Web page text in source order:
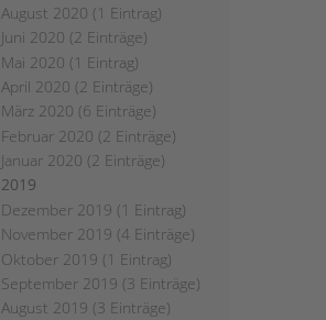
August 2020 (1 Eintrag)
Juni 2020 (2 Einträge)
Mai 2020 (1 Eintrag)
April 2020 (2 Einträge)
März 2020 (6 Einträge)
Februar 2020 (2 Einträge)
Januar 2020 (2 Einträge)
2019
Dezember 2019 (1 Eintrag)
November 2019 (4 Einträge)
Oktober 2019 (1 Eintrag)
September 2019 (3 Einträge)
August 2019 (3 Einträge)